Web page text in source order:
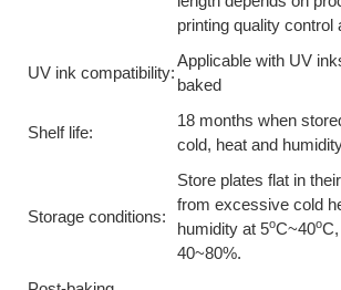
printing quality control
UV ink compatibility:
Applicable with UV
baked
Shelf life:
18 months when
cold, heat and
Storage conditions:
Store plates flat in
from excessive cold
humidity at 5oC~40o
40~80%.